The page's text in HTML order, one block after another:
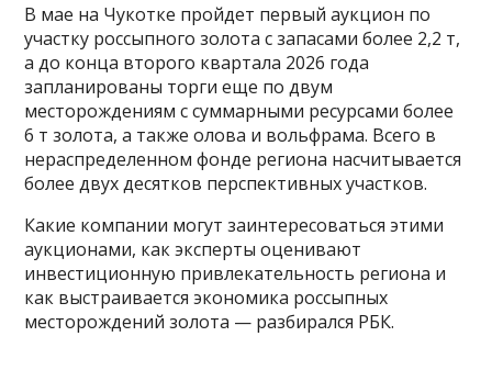
В мае на Чукотке пройдет первый аукцион по
участку россыпного золота с запасами более 2,2 т,
а до конца второго квартала 2026 года
запланированы торги еще по двум
месторождениям с суммарными ресурсами более
6 т золота, а также олова и вольфрама. Всего в
нераспределенном фонде региона насчитывается
более двух десятков перспективных участков.
Какие компании могут заинтересоваться этими
аукционами, как эксперты оценивают
инвестиционную привлекательность региона и
как выстраивается экономика россыпных
месторождений золота — разбирался РБК.